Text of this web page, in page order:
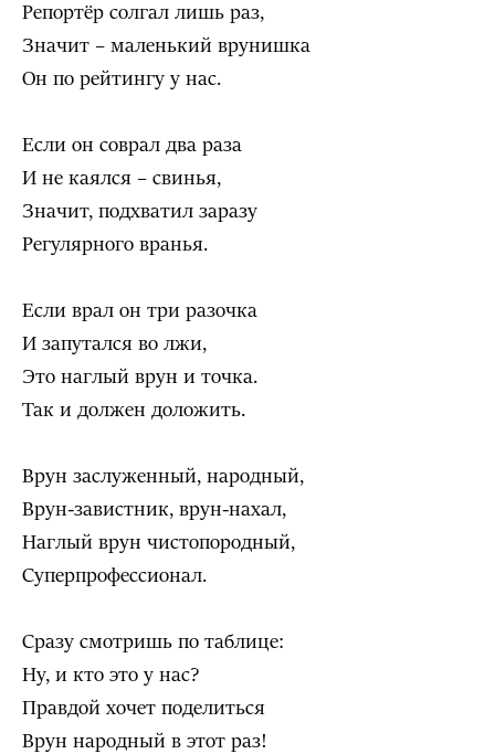
Репортёр солгал лишь раз,
Значит – маленький врунишка
Он по рейтингу у нас.
Если он соврал два раза
И не каялся – свинья,
Значит, подхватил заразу
Регулярного вранья.
Если врал он три разочка
И запутался во лжи,
Это наглый врун и точка.
Так и должен доложить.
Врун заслуженный, народный,
Врун-завистник, врун-нахал,
Наглый врун чистопородный,
Суперпрофессионал.
Сразу смотришь по таблице:
Ну, и кто это у нас?
Правдой хочет поделиться
Врун народный в этот раз!